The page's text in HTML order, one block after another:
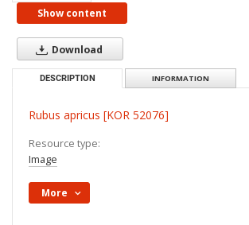
Show content
Download
DESCRIPTION INFORMATION
Rubus apricus [KOR 52076]
Resource type:
Image
More